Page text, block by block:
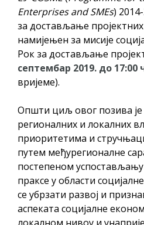
Обавјештење за
Enterprises and SMEs)
за достављање пројектних
намијењен за мисије
Рок за достављање
септембар 2019. до 17:00
вријеме).
Општи циљ овог позива
регионалних и локалних
приоритетима и
путем међурегионалне
постепеном успостављању
праксе у области
се убрзати развој и
аспеката социјалне